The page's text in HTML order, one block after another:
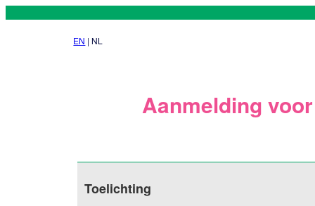
EN | NL
Aanmelding
Toelichting